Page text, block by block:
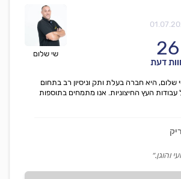
שי שלום 26
דעת
שלום, היא חברה בעלת ותק וניסיון רב בתחום
עבודות העץ החיצוניות. אנו מתמחים בתוספות
והוגן.״